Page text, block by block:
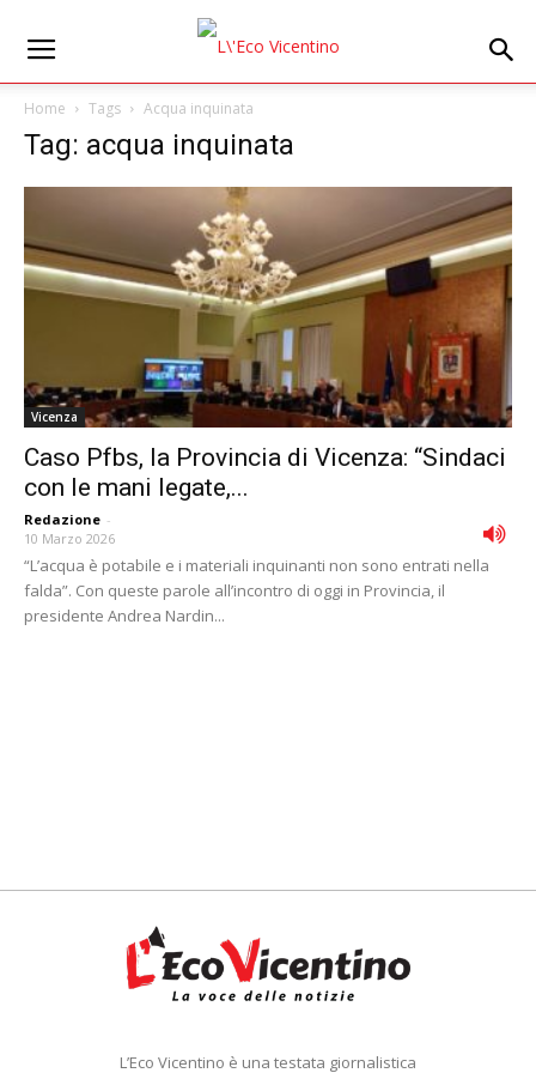
Home Tags Acqua inquinata
Tag: acqua inquinata
Vicenza
Caso Pfbs, la Provincia di Vicenza: “Sindaci
con le mani legate,...
Redazione -
10 Marzo 2026
“L’acqua è potabile e i materiali inquinanti non sono entrati nella
falda”. Con queste parole all’incontro di oggi in Provincia, il
presidente Andrea Nardin...
L’Eco Vicentino è una testata giornalistica